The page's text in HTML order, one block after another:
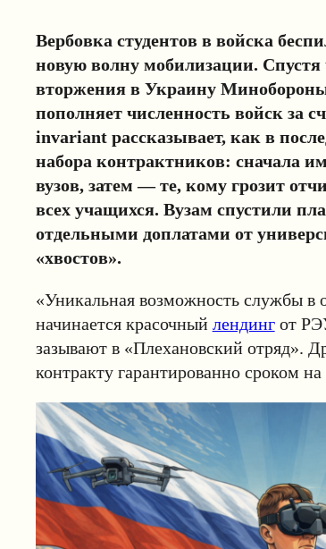
Вербовка студентов в войска
новую волну мобилизации. Спустя
вторжения в Украину
пополняет численность войск за
invariant рассказывает, как в
набора контрактников: сначала
вузов, затем — те, кому грозит
всех учащихся. Вузам спустили
отдельными доплатами от
«хвостов».
«Уникальная возможность службы в
начинается красочный лендингот
зазывают в «Плехановский отряд».
контракту гарантированно сроком на